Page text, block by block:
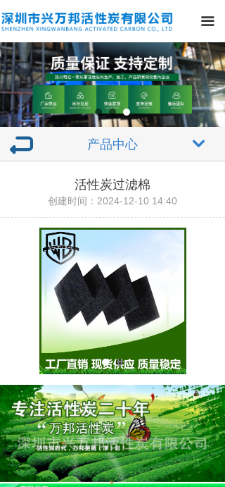
끀
产品中心 낔
活性炭过滤棉
创建时间： 2024-12-10 14:40